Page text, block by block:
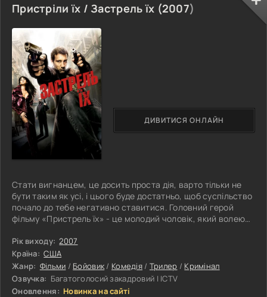
Пристріли їх / Застрель їх (2007)
Стати вигнанцем, це досить проста дія, варто тільки не
бути таким як усі, і цього буде достатньо, щоб суспільство
почало до тебе негативно ставитися. Головний герой
фільму «Пристрель їх» - це молодий чоловік, який волею
забитого хлопця, якому ніхто не бажає допомагати. Так,
це частково було поразкою, але пішовши в тінь, хлопець
почав спостерігати за світом з іншого боку, з його
підступнішою, небезпечнішою, кровожерливішою
складовою, яка щороку
Рік виходу: 2007
Країна: США
Жанр: Фільми / Бойовик/ Комедія / Трилер / Кримінал
Озвучка: Багатоголосий закадровий | ICTV
Оновлення: Новинка на сайті
ДИВИТИСЯ ОНЛАЙН